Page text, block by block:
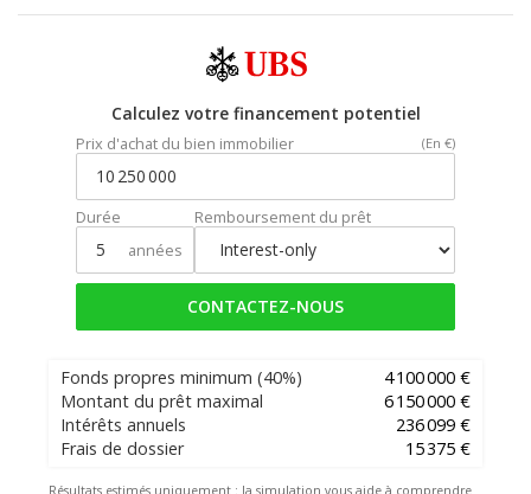
Calculez votre financement potentiel
Prix d'achat du bien immobilier (En €)
Durée
années
Remboursement du prêt
CONTACTEZ-NOUS
Fonds propres minimum (40%)
4 100 000 €
Montant du prêt maximal
6 150 000 €
Intérêts annuels
236 099 €
Frais de dossier
15 375 €
Résultats estimés uniquement : la simulation vous aide à comprendre